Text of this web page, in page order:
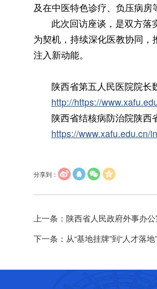
及在中医特色诊疗、负压病房
此次回访座谈，是双方落
为契机，持续深化医教协同
注入新动能。
陕西省第五人民医院院长
http://https://
陕西省结核病防治院陕西
https://www.xafu.edu.cn/
分享到：
上一条：陕西省人民政府外事办